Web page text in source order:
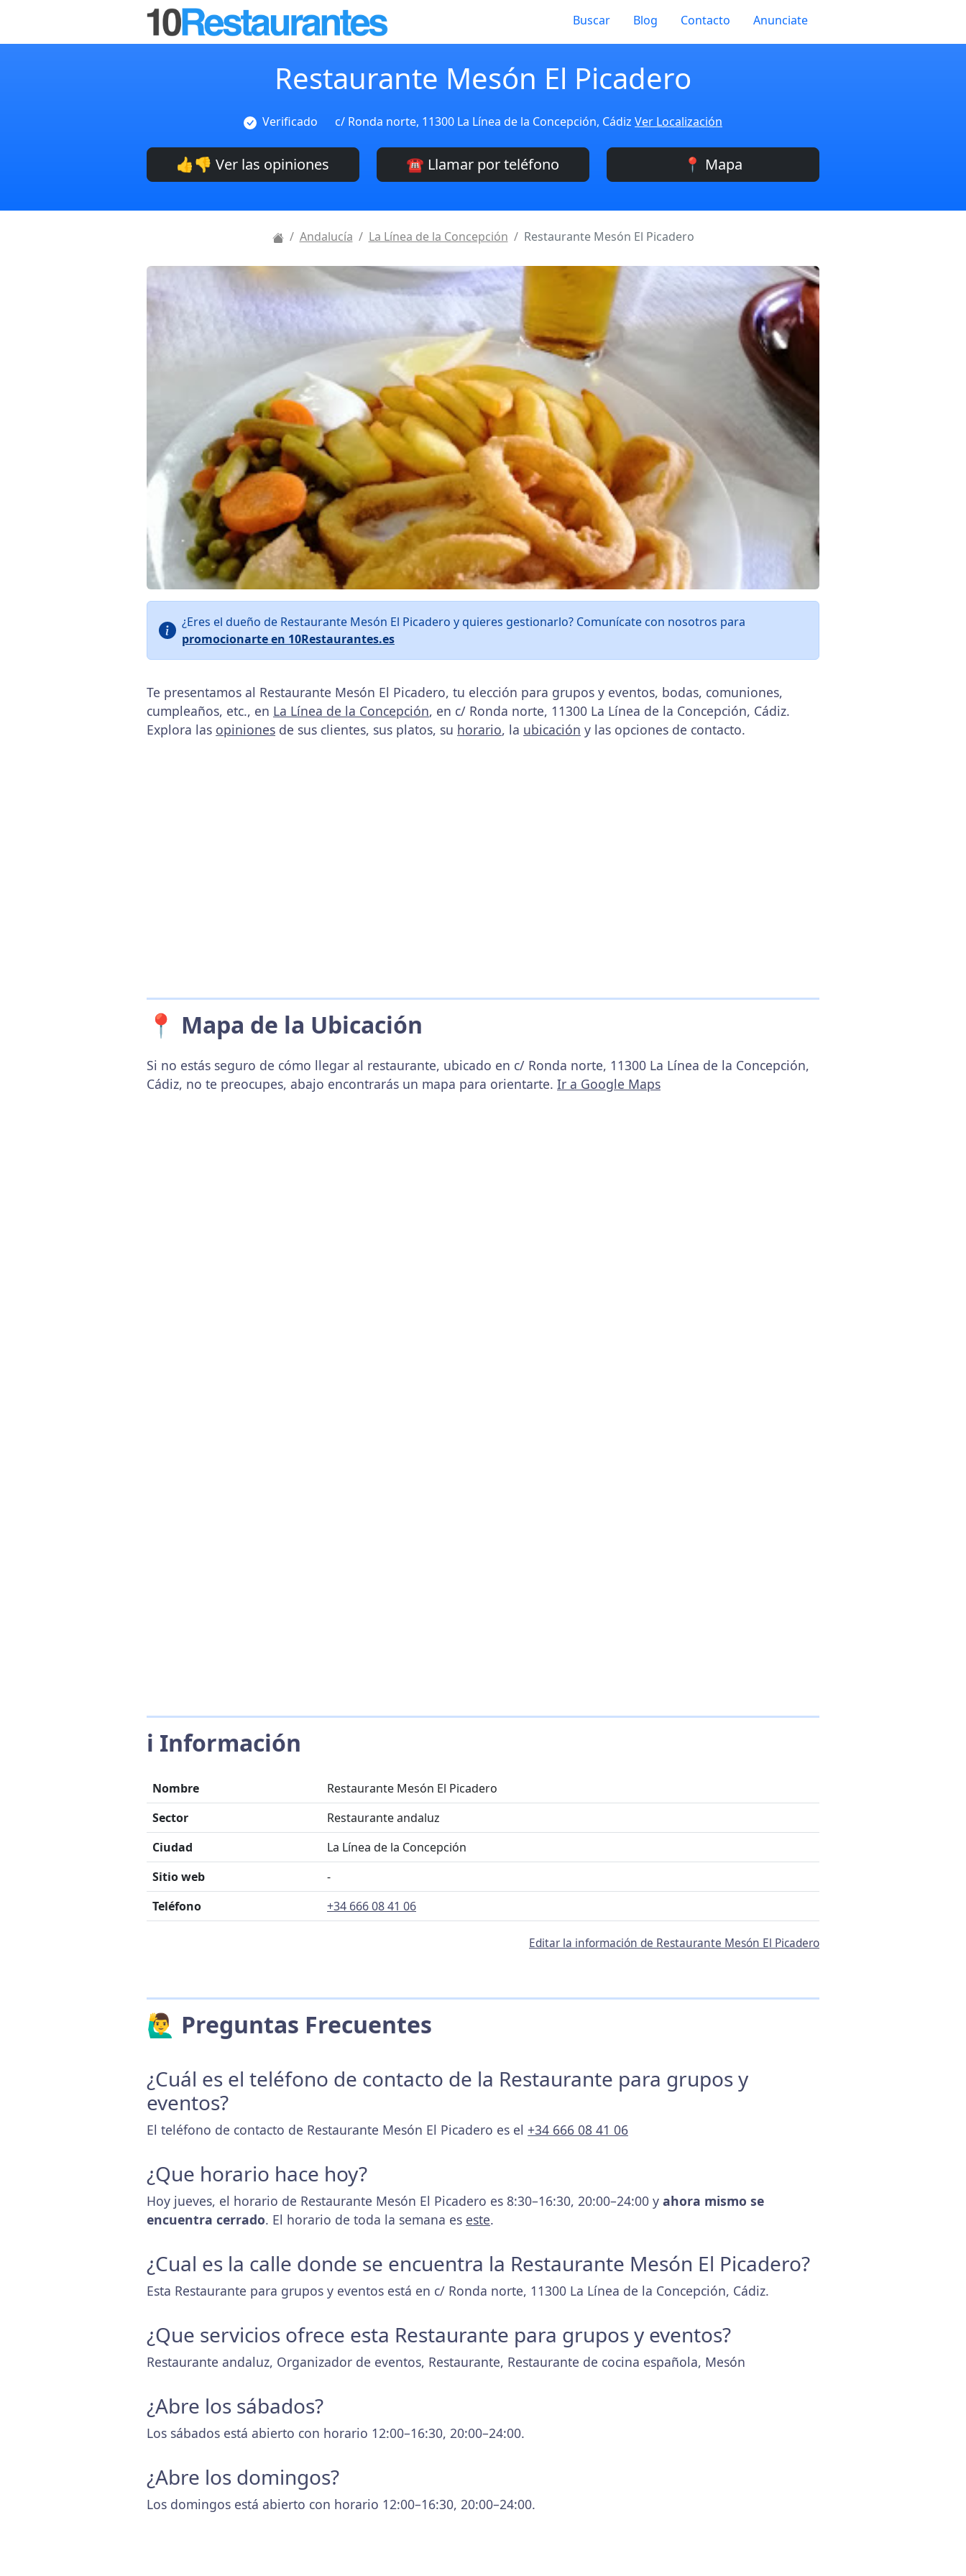
Buscar Blog Contacto Anunciate
Restaurante Mesón El Picadero
Verificado c/ Ronda norte, 11300 La Línea de la Concepción, Cádiz Ver Localización
👍👎 Ver las opiniones ☎️ Llamar por teléfono 📍 Mapa
Andalucía La Línea de la Concepción Restaurante Mesón El Picadero
¿Eres el dueño de Restaurante Mesón El Picadero y quieres gestionarlo? Comunícate con nosotros para
promocionarte en 10Restaurantes.es
Te presentamos al Restaurante Mesón El Picadero, tu elección para grupos y eventos, bodas, comuniones,
cumpleaños, etc., en La Línea de la Concepción, en c/ Ronda norte, 11300 La Línea de la Concepción, Cádiz.
Explora las opiniones de sus clientes, sus platos, su horario, la ubicación y las opciones de contacto.
📍 Mapa de la Ubicación
Si no estás seguro de cómo llegar al restaurante, ubicado en c/ Ronda norte, 11300 La Línea de la Concepción,
Cádiz, no te preocupes, abajo encontrarás un mapa para orientarte. Ir a Google Maps
ℹ️ Información
Nombre
Restaurante Mesón El Picadero
Sector
Restaurante andaluz
Ciudad
La Línea de la Concepción
Sitio web
-
Teléfono
+34 666 08 41 06
Editar la información de Restaurante Mesón El Picadero
🙋‍♂️ Preguntas Frecuentes
¿Cuál es el teléfono de contacto de la Restaurante para grupos y
eventos?
El teléfono de contacto de Restaurante Mesón El Picadero es el +34 666 08 41 06
¿Que horario hace hoy?
Hoy jueves, el horario de Restaurante Mesón El Picadero es 8:30–16:30, 20:00–24:00 y ahora mismo se
encuentra cerrado. El horario de toda la semana es este.
¿Cual es la calle donde se encuentra la Restaurante Mesón El Picadero?
Esta Restaurante para grupos y eventos está en c/ Ronda norte, 11300 La Línea de la Concepción, Cádiz.
¿Que servicios ofrece esta Restaurante para grupos y eventos?
Restaurante andaluz, Organizador de eventos, Restaurante, Restaurante de cocina española, Mesón
¿Abre los sábados?
Los sábados está abierto con horario 12:00–16:30, 20:00–24:00.
¿Abre los domingos?
Los domingos está abierto con horario 12:00–16:30, 20:00–24:00.